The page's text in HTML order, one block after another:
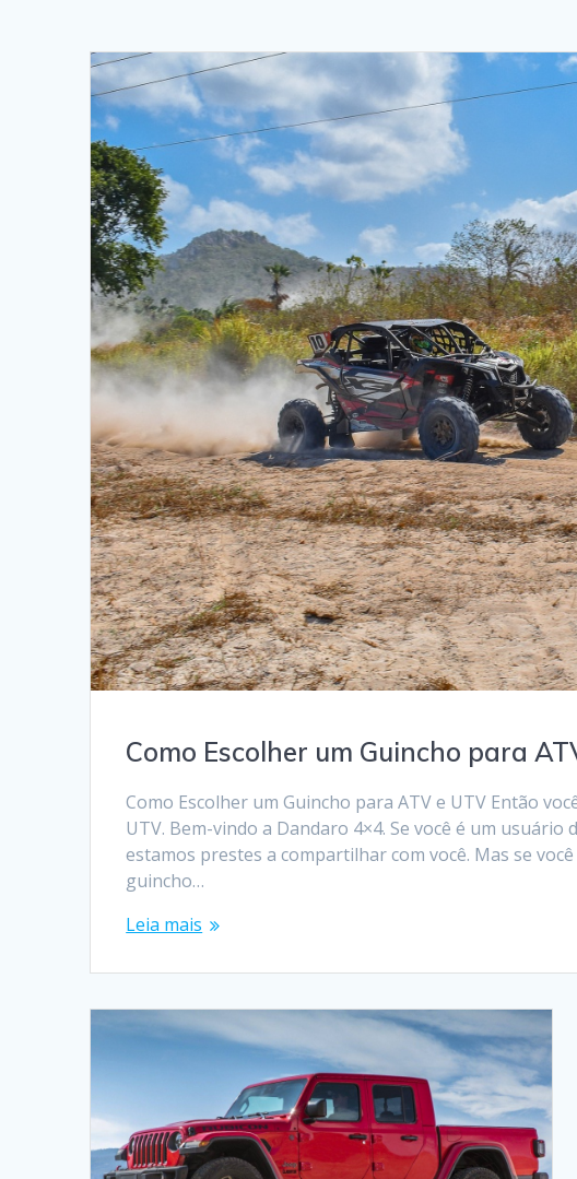
Como Escolher um Guincho para
Como Escolher um Guincho para ATV e UTV Então
UTV. Bem-vindo a Dandaro 4×4. Se você é um
estamos prestes a compartilhar com você. Mas se
guincho…
Leia mais